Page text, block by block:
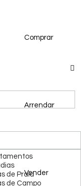
Comprar
Arrendar
Vender